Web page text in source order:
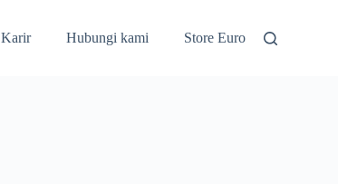
Karir Hubungi kami Store Euro